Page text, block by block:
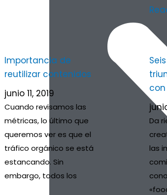
Importancia de
reutilizar contenidos
junio 11, 2019
Cuando revisamos las
métricas, lo último que
queremos ver es que el
tráfico orgánico se está
estancando. Sin
embargo, todos los
Da
las